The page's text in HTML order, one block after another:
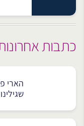
כתבות
הארי